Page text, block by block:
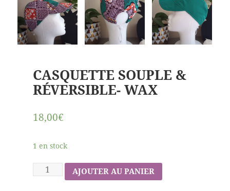
CASQUETTE SOUPLE &
RÉVERSIBLE- WAX
18,00€
1 en stock
AJOUTER AU PANIER